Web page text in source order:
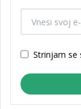
Strinjam se